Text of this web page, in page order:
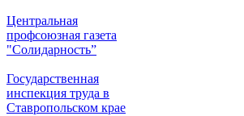
Центральная
профсоюзная газета
"Солидарность”
Государственная
инспекция труда в
Ставропольском крае